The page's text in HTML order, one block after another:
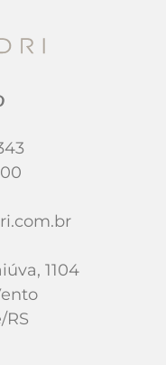
1104
RS